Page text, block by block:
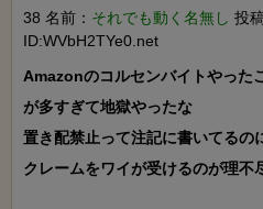
38 名前： それでも動く名無し 投
ID:WVbH2TYe0.net
Amazonのコルセンバイトやった
が多すぎて地獄やったな
置き配禁止って注記に書いてるの
クレームをワイが受けるのが理不